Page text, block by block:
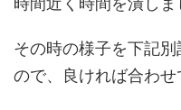
その時の様子を下記
ので、良ければ合わせ